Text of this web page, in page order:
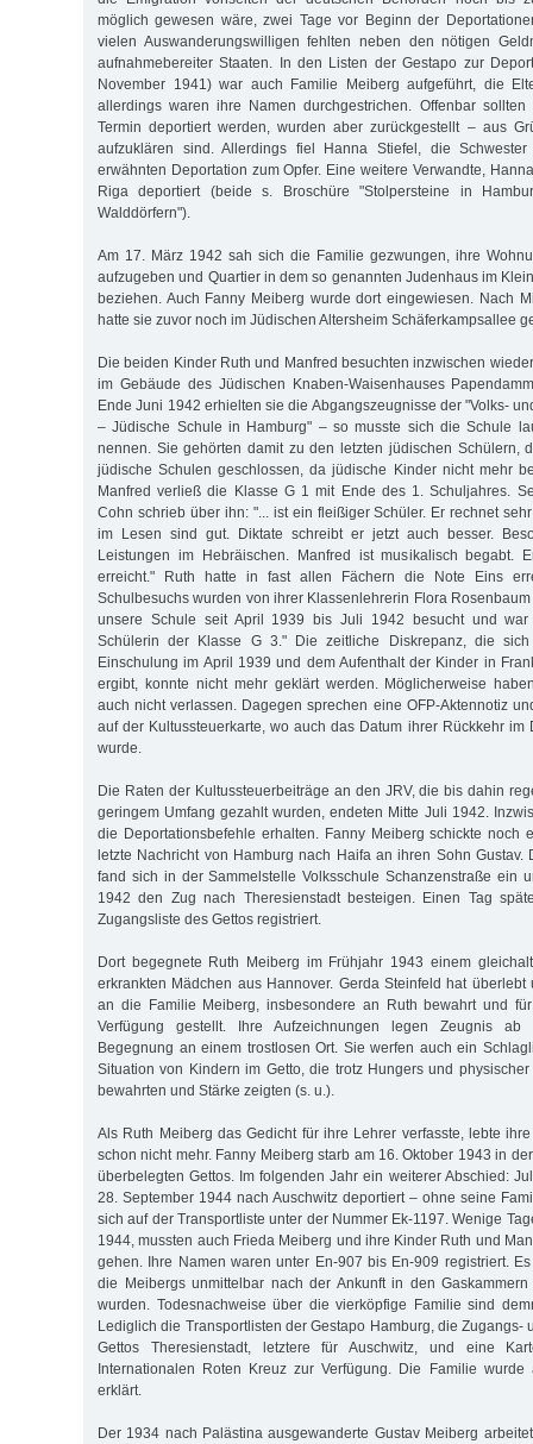
möglich gewesen wäre, zwei Tage vor Beginn der
vielen Auswanderungswilligen fehlten neben den nötigen
aufnahmebereiter Staaten. In den Listen der Gestapo zur
November 1941) war auch Familie Meiberg aufgeführt, die
allerdings waren ihre Namen durchgestrichen. Offenbar
Termin deportiert werden, wurden aber zurückgestellt – aus
aufzuklären sind. Allerdings fiel Hanna Stiefel, die
erwähnten Deportation zum Opfer. Eine weitere Verwandte,
Riga deportiert (beide s. Broschüre "Stolpersteine in
Walddörfern").
Am 17. März 1942 sah sich die Familie gezwungen, ihre
aufzugeben und Quartier in dem so genannten Judenhaus im
beziehen. Auch Fanny Meiberg wurde dort eingewiesen. Nach
hatte sie zuvor noch im Jüdischen Altersheim Schäferkampsallee
Die beiden Kinder Ruth und Manfred besuchten inzwischen
im Gebäude des Jüdischen Knaben-Waisenhauses
Ende Juni 1942 erhielten sie die Abgangszeugnisse der "Volks-
– Jüdische Schule in Hamburg" – so musste sich die Schule
nennen. Sie gehörten damit zu den letzten jüdischen Schülern,
jüdische Schulen geschlossen, da jüdische Kinder nicht mehr
Manfred verließ die Klasse G 1 mit Ende des 1. Schuljahres.
Cohn schrieb über ihn: "... ist ein fleißiger Schüler. Er rechnet
im Lesen sind gut. Diktate schreibt er jetzt auch besser.
Leistungen im Hebräischen. Manfred ist musikalisch begabt.
erreicht." Ruth hatte in fast allen Fächern die Note Eins
Schulbesuchs wurden von ihrer Klassenlehrerin Flora
unsere Schule seit April 1939 bis Juli 1942 besucht und war
Schülerin der Klasse G 3." Die zeitliche Diskrepanz, die
Einschulung im April 1939 und dem Aufenthalt der Kinder in
ergibt, konnte nicht mehr geklärt werden. Möglicherweise
auch nicht verlassen. Dagegen sprechen eine OFP-Aktennotiz
auf der Kultussteuerkarte, wo auch das Datum ihrer Rückkehr im
wurde.
Die Raten der Kultussteuerbeiträge an den JRV, die bis dahin
geringem Umfang gezahlt wurden, endeten Mitte Juli 1942.
die Deportationsbefehle erhalten. Fanny Meiberg schickte noch
letzte Nachricht von Hamburg nach Haifa an ihren Sohn Gustav.
fand sich in der Sammelstelle Volksschule Schanzenstraße ein
1942 den Zug nach Theresienstadt besteigen. Einen Tag
Zugangsliste des Gettos registriert.
Dort begegnete Ruth Meiberg im Frühjahr 1943 einem
erkrankten Mädchen aus Hannover. Gerda Steinfeld hat
an die Familie Meiberg, insbesondere an Ruth bewahrt und
Verfügung gestellt. Ihre Aufzeichnungen legen Zeugnis ab
Begegnung an einem trostlosen Ort. Sie werfen auch ein
Situation von Kindern im Getto, die trotz Hungers und
bewahrten und Stärke zeigten (s. u.).
Als Ruth Meiberg das Gedicht für ihre Lehrer verfasste, lebte
schon nicht mehr. Fanny Meiberg starb am 16. Oktober 1943 in
überbelegten Gettos. Im folgenden Jahr ein weiterer Abschied:
28. September 1944 nach Auschwitz deportiert – ohne seine
sich auf der Transportliste unter der Nummer Ek-1197. Wenige
1944, mussten auch Frieda Meiberg und ihre Kinder Ruth und
gehen. Ihre Namen waren unter En-907 bis En-909 registriert.
die Meibergs unmittelbar nach der Ankunft in den
wurden. Todesnachweise über die vierköpfige Familie sind
Lediglich die Transportlisten der Gestapo Hamburg, die Zugangs-
Gettos Theresienstadt, letztere für Auschwitz, und eine
Internationalen Roten Kreuz zur Verfügung. Die Familie
erklärt.
Der 1934 nach Palästina ausgewanderte Gustav Meiberg